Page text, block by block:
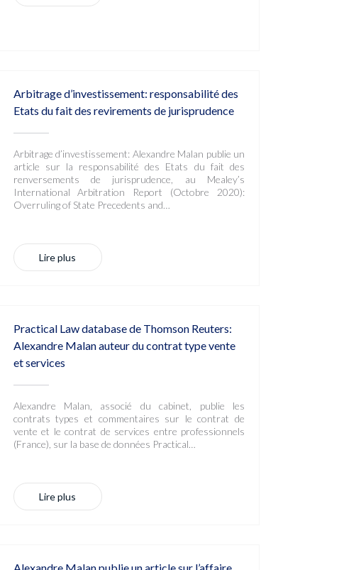
Arbitrage d’investissement: responsabilité des
Etats du fait des revirements de jurisprudence
Arbitrage d’investissement: Alexandre Malan publie un
article sur la responsabilité des Etats du fait des
renversements de jurisprudence, au Mealey’s
International Arbitration Report (Octobre 2020):
Overruling of State Precedents and…
Lire plus
Practical Law database de Thomson Reuters:
Alexandre Malan auteur du contrat type vente
et services
Alexandre Malan, associé du cabinet, publie les
contrats types et commentaires sur le contrat de
vente et le contrat de services entre professionnels
(France), sur la base de données Practical…
Lire plus
Alexandre Malan publie un article sur l’affaire